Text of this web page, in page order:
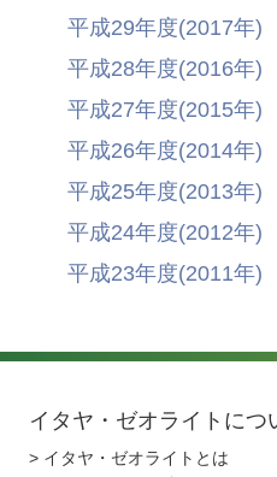
平成29年度(2017年)
平成28年度(2016年)
平成27年度(2015年)
平成26年度(2014年)
平成25年度(2013年)
平成24年度(2012年)
平成23年度(2011年)
イタヤ・ゼオライトにつ
> イタヤ・ゼオライトとは